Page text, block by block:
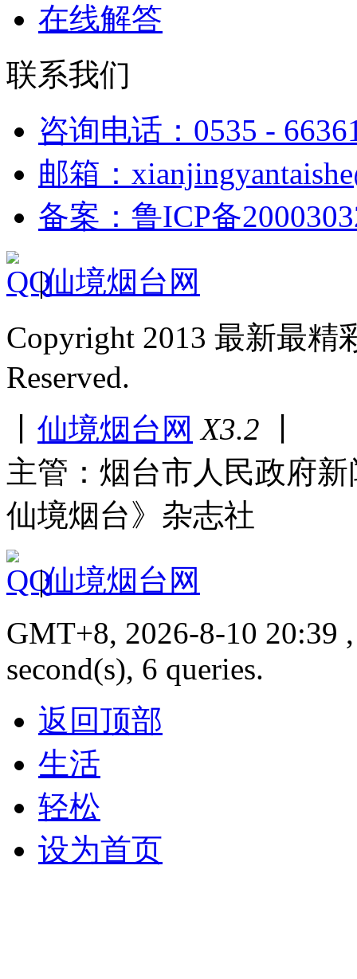
在线解答
联系我们
咨询电话：0535 -
邮箱：
备案：鲁ICP备
|仙境烟台网
Copyright 2013 最新最
Reserved.
仙境烟台网 X3.2
主管：烟台市人民政府
仙境烟台》杂志社
|仙境烟台网
GMT+8, 2026-8-10 20:39
second(s), 6 queries.
返回顶部
生活
轻松
设为首页